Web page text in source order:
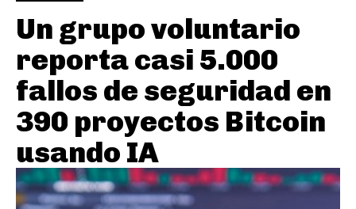
Un grupo voluntario
reporta casi 5.000
fallos de seguridad en
390 proyectos Bitcoin
usando IA